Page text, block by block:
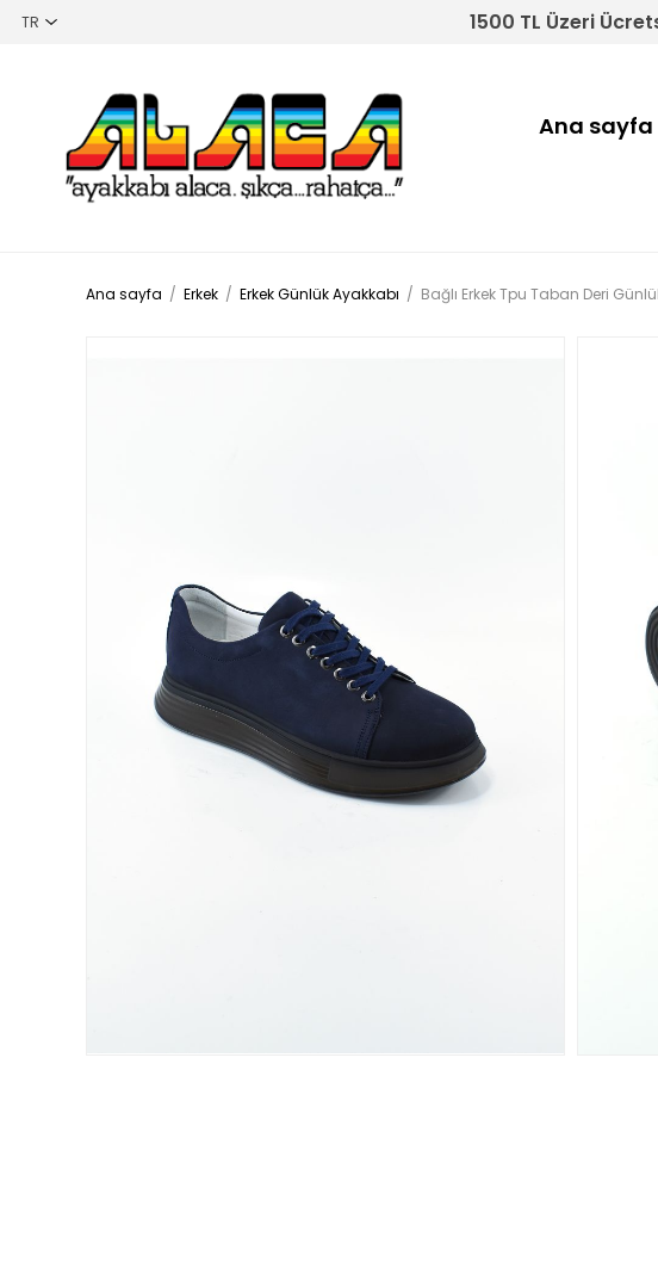
1500 TL Üzeri
Ana sayfa
Ana sayfa / Erkek / Erkek Günlük Ayakkabı / Bağlı Erkek Tpu Taban Deri